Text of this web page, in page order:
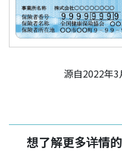
源自2022年3
想了解更多详情